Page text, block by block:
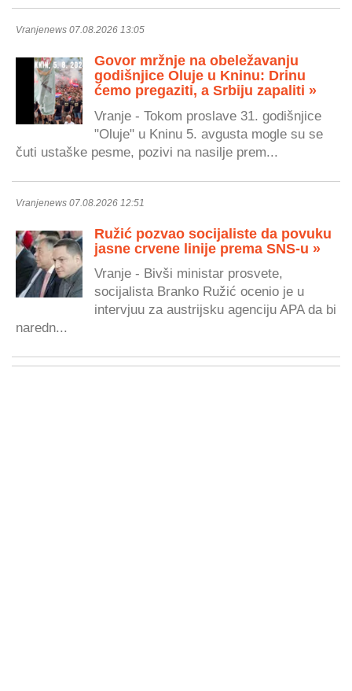
Vranjenews 07.08.2026 13:05
Govor mržnje na obeležavanju
godišnjice Oluje u Kninu: Drinu
ćemo pregaziti, a Srbiju zapaliti »
Vranje - Tokom proslave 31. godišnjice
"Oluje" u Kninu 5. avgusta mogle su se
čuti ustaške pesme, pozivi na nasilje prem...
Vranjenews 07.08.2026 12:51
Ružić pozvao socijaliste da povuku
jasne crvene linije prema SNS-u »
Vranje - Bivši ministar prosvete,
socijalista Branko Ružić ocenio je u
intervjuu za austrijsku agenciju APA da bi
naredn...